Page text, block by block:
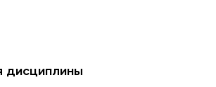
дисциплины